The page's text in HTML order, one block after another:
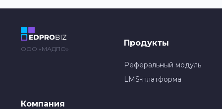
ООО «МАДПО»
Продукты
Реферальный модуль
LMS-платформа
Компания